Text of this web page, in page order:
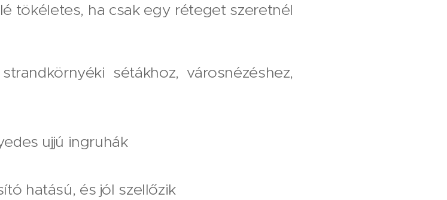
tökéletes, ha csak egy réteget szeretnél
sétákhoz, városnézéshez,
ujjú ingruhák
hatású, és jól szellőzik